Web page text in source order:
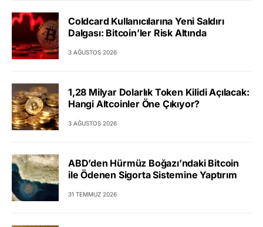
Coldcard Kullanıcılarına Yeni Saldırı
Dalgası: Bitcoin’ler Risk Altında
3 AĞUSTOS 2026
1,28 Milyar Dolarlık Token Kilidi Açılacak:
Hangi Altcoinler Öne Çıkıyor?
3 AĞUSTOS 2026
ABD’den Hürmüz Boğazı’ndaki Bitcoin
ile Ödenen Sigorta Sistemine Yaptırım
31 TEMMUZ 2026